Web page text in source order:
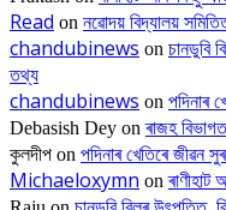
Read on নৱোদয় বিদ্যালয়
chandubinews on চানডুবি
তথ্য
chandubinews on পদিনাৰ
Debasish Dey onৰাজহ
কুলদীপ on পদিনাৰ খেতিৰে
Michaeloxymn on